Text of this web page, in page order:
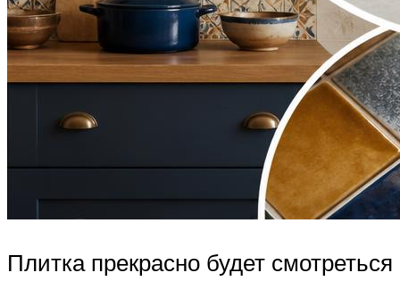
Плитка прекрасно будет смотреться